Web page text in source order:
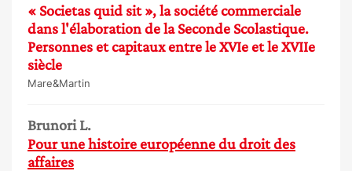
« Societas quid sit », la société commerciale
dans l'élaboration de la Seconde Scolastique.
Personnes et capitaux entre le XVIe et le XVIIe
siècle
Mare&Martin
Brunori L.
Pour une histoire européenne du droit des
affaires